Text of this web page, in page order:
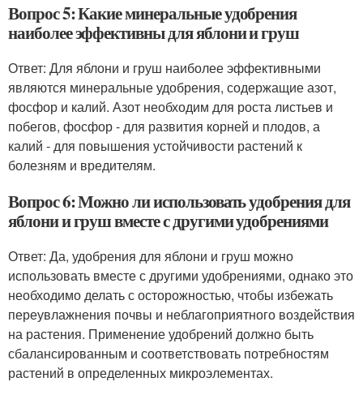
Вопрос 5: Какие минеральные удобрения
наиболее эффективны для яблони и груш
Ответ: Для яблони и груш наиболее эффективными
являются минеральные удобрения, содержащие азот,
фосфор и калий. Азот необходим для роста листьев и
побегов, фосфор - для развития корней и плодов, а
калий - для повышения устойчивости растений к
болезням и вредителям.
Вопрос 6: Можно ли использовать удобрения для
яблони и груш вместе с другими удобрениями
Ответ: Да, удобрения для яблони и груш можно
использовать вместе с другими удобрениями, однако это
необходимо делать с осторожностью, чтобы избежать
переувлажнения почвы и неблагоприятного воздействия
на растения. Применение удобрений должно быть
сбалансированным и соответствовать потребностям
растений в определенных микроэлементах.